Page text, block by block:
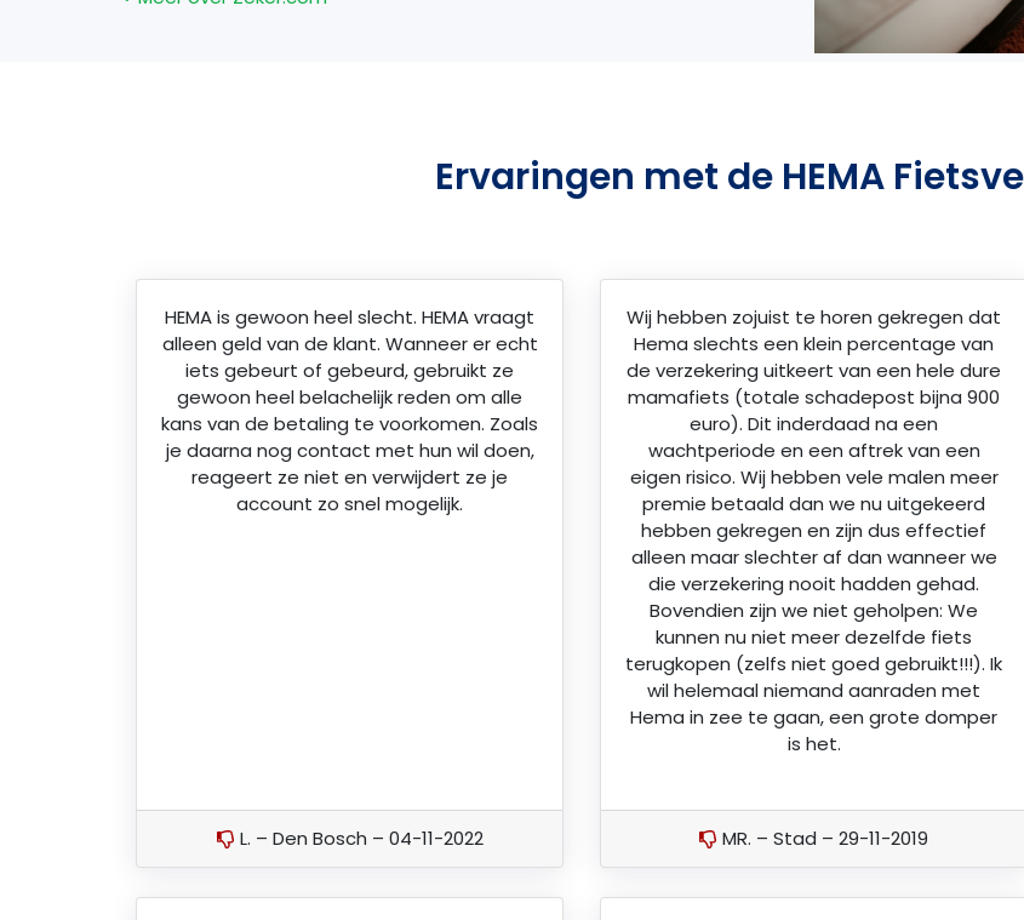
Ervaringen met de HEMA
HEMA is gewoon heel slecht. HEMA vraagt
alleen geld van de klant. Wanneer er echt
iets gebeurt of gebeurd, gebruikt ze
gewoon heel belachelijk reden om alle
kans van de betaling te voorkomen. Zoals
je daarna nog contact met hun wil doen,
reageert ze niet en verwijdert ze je
account zo snel mogelijk.
L. – Den Bosch – 04-11-2022
Wij hebben zojuist te horen gekregen dat
Hema slechts een klein percentage van
de verzekering uitkeert van een hele dure
mamafiets (totale schadepost bijna 900
euro). Dit inderdaad na een
wachtperiode en een aftrek van een
eigen risico. Wij hebben vele malen meer
premie betaald dan we nu uitgekeerd
hebben gekregen en zijn dus effectief
alleen maar slechter af dan wanneer we
die verzekering nooit hadden gehad.
Bovendien zijn we niet geholpen: We
kunnen nu niet meer dezelfde fiets
terugkopen (zelfs niet goed gebruikt!!!). Ik
wil helemaal niemand aanraden met
Hema in zee te gaan, een grote domper
is het.
MR. – Stad – 29-11-2019